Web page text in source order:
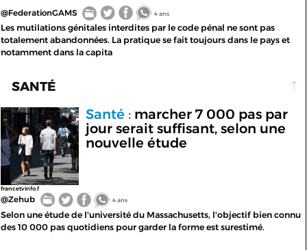
@FederationGAMS 4 ans
Les mutilations génitales interdites par le code pénal ne sont pas
totalement abandonnées. La pratique se fait toujours dans le pays et
notamment dans la capita
SANTÉ
francetvinfo.f
Santé :marcher 7 000 pas par
jour serait suffisant, selon une
nouvelle étude
@Zehub 4 ans
Selon une étude de l'université du Massachusetts, l'objectif bien connu
des 10 000 pas quotidiens pour garder la forme est surestimé.